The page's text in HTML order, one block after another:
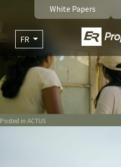
White Papers
FR
Posted in ACTUS